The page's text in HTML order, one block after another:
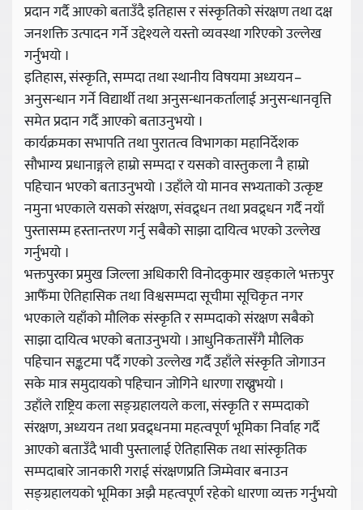
प्रदान गर्दै आएको बताउँदै इतिहास र संस्कृतिको संरक्षण तथा दक्ष
जनशक्ति उत्पादन गर्ने उद्देश्यले यस्तो व्यवस्था गरिएको उल्लेख
गर्नुभयो ।
इतिहास, संस्कृति, सम्पदा तथा स्थानीय विषयमा अध्ययन–
अनुसन्धान गर्ने विद्यार्थी तथा अनुसन्धानकर्तालाई अनुसन्धानवृत्ति
समेत प्रदान गर्दै आएको बताउनुभयो ।
कार्यक्रमका सभापति तथा पुरातत्व विभागका महानिर्देशक
सौभाग्य प्रधानाङ्गले हाम्रो सम्पदा र यसको वास्तुकला नै हाम्रो
पहिचान भएको बताउनुभयो । उहाँले यो मानव सभ्यताको उत्कृष्ट
नमुना भएकाले यसको संरक्षण, संवद्र्धन तथा प्रवद्र्धन गर्दै नयाँ
पुस्तासम्म हस्तान्तरण गर्नु सबैको साझा दायित्व भएको उल्लेख
गर्नुभयो ।
भक्तपुरका प्रमुख जिल्ला अधिकारी विनोदकुमार खड्काले भक्तपुर
आफैँमा ऐतिहासिक तथा विश्वसम्पदा सूचीमा सूचिकृत नगर
भएकाले यहाँको मौलिक संस्कृति र सम्पदाको संरक्षण सबैको
साझा दायित्व भएको बताउनुभयो । आधुनिकतासँगै मौलिक
पहिचान सङ्कटमा पर्दै गएको उल्लेख गर्दै उहाँले संस्कृति जोगाउन
सके मात्र समुदायको पहिचान जोगिने धारणा राख्नुभयो ।
उहाँले राष्ट्रिय कला सङ्ग्रहालयले कला, संस्कृति र सम्पदाको
संरक्षण, अध्ययन तथा प्रवद्र्धनमा महत्वपूर्ण भूमिका निर्वाह गर्दै
आएको बताउँदै भावी पुस्तालाई ऐतिहासिक तथा सांस्कृतिक
सम्पदाबारे जानकारी गराई संरक्षणप्रति जिम्मेवार बनाउन
सङ्ग्रहालयको भूमिका अझै महत्वपूर्ण रहेको धारणा व्यक्त गर्नुभयो